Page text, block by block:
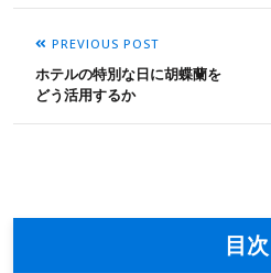
PREVIOUS POST
ホテルの特別な日に胡蝶蘭を
どう活用するか
目次